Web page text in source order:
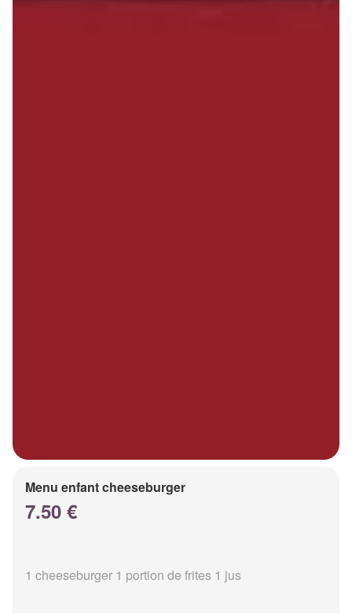
Menu enfant cheeseburger
7.50 €
1 cheeseburger 1 portion de frites 1 jus